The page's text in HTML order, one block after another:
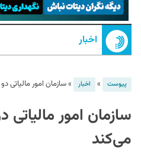
اخبار
پیوست » اخبار »سازمان امور مالیاتی
سازمان امور مالیاتی
می‌کند